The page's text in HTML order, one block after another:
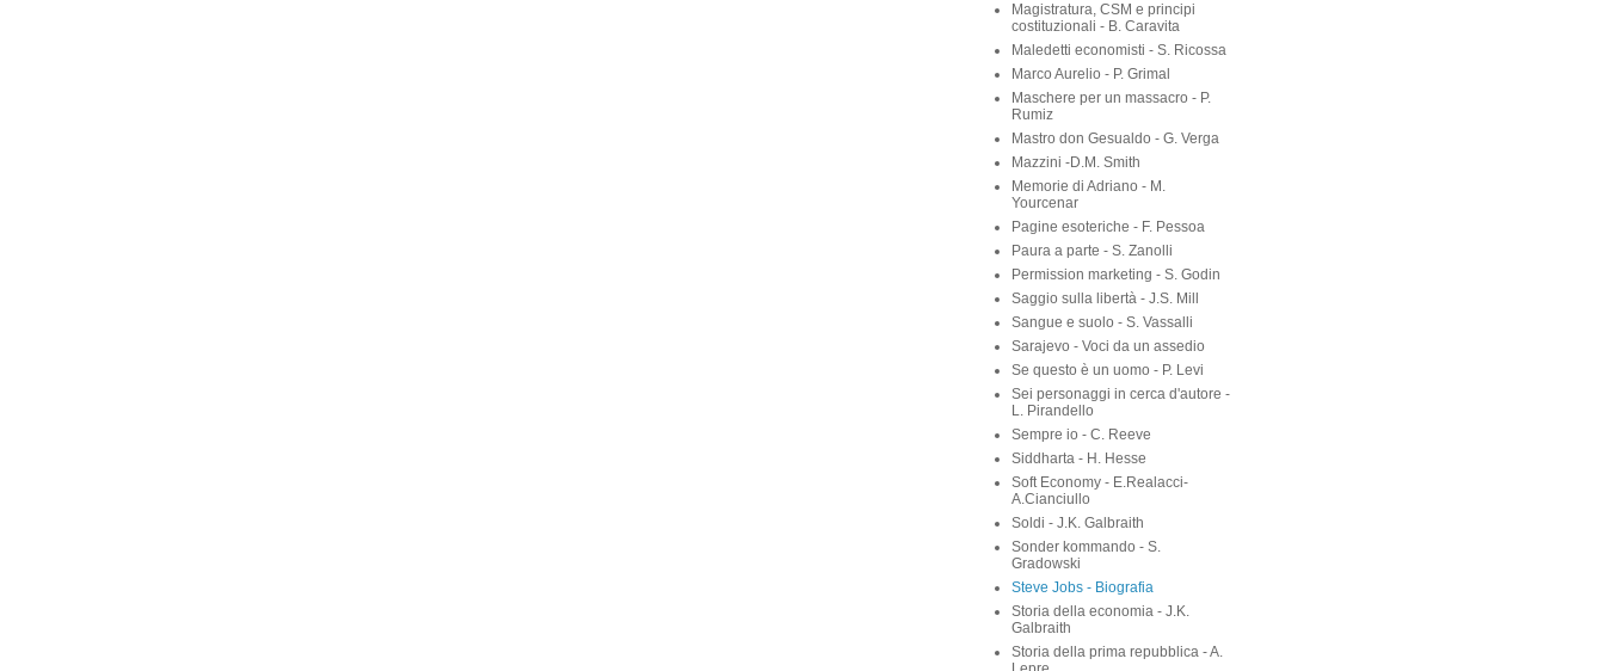
Magistratura, CSM e principi
costituzionali - B. Caravita
Maledetti economisti - S. Ricossa
Marco Aurelio - P. Grimal
Maschere per un massacro - P.
Rumiz
Mastro don Gesualdo - G. Verga
Mazzini -D.M. Smith
Memorie di Adriano - M.
Yourcenar
Pagine esoteriche - F. Pessoa
Paura a parte - S. Zanolli
Permission marketing - S. Godin
Saggio sulla libertà - J.S. Mill
Sangue e suolo - S. Vassalli
Sarajevo - Voci da un assedio
Se questo è un uomo - P. Levi
Sei personaggi in cerca d'autore -
L. Pirandello
Sempre io - C. Reeve
Siddharta - H. Hesse
Soft Economy - E.Realacci-
A.Cianciullo
Soldi - J.K. Galbraith
Sonder kommando - S.
Gradowski
Steve Jobs - Biografia
Storia della economia - J.K.
Galbraith
Storia della prima repubblica - A.